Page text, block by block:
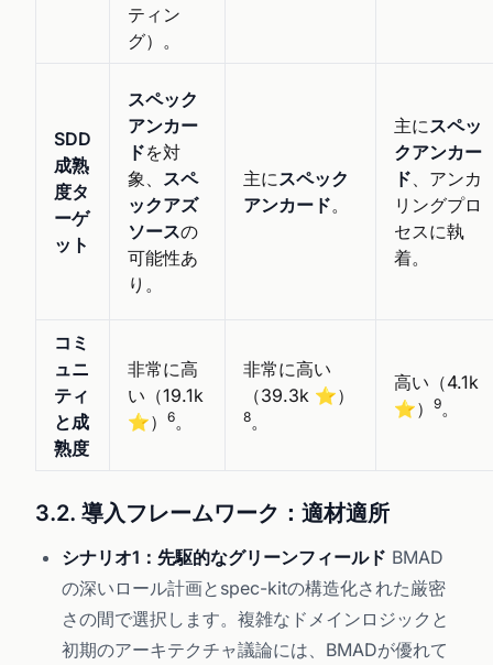
ティン
グ）。
SDD
成熟
度タ
ーゲ
ット
スペック
アンカー
ドを対
象、 スペ
ックアズ
ソースの
可能性あ
り。
主にスペック
アンカード。
主にスペッ
クアンカー
ド、アンカ
リングプロ
セスに執
着。
コミ
ュニ
ティ
と成
熟度
非常に高
い（19.1k
⭐）
6。
非常に高い
（39.3k ⭐）
8。
高い（4.1k
⭐）
9。
3.2. 導入フレームワーク：適材適所
シナリオ1：先駆的なグリーンフィールド BMAD
の深いロール計画とspec-kitの構造化された厳密
さの間で選択します。複雑なドメインロジックと
初期のアーキテクチャ議論には、BMADが優れて